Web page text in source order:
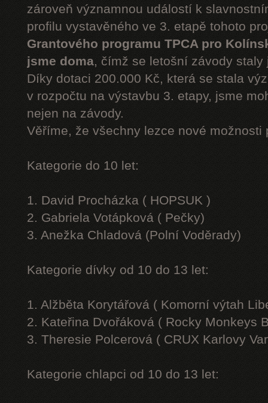
zároveň významnou událostí k
profilu vystavěného ve 3. etapě tohoto
Grantového programu TPCA pro
jsme doma, čímž se letošní závody
Díky dotaci 200.000 Kč, která se stala
v rozpočtu na výstavbu 3. etapy, jsme
nejen na závody.
Věříme, že všechny lezce nové možnosti
Kategorie do 10 let:
1. David Procházka ( HOPSUK )
2. Gabriela Votápková ( Pečky)
3. Anežka Chladová (Polní Voděrady)
Kategorie dívky od 10 do 13 let:
1. Alžběta Korytářová ( Komorní výtah
2. Kateřina Dvořáková ( Rocky Monkeys
3. Theresie Polcerová ( CRUX Karlovy
Kategorie chlapci od 10 do 13 let: